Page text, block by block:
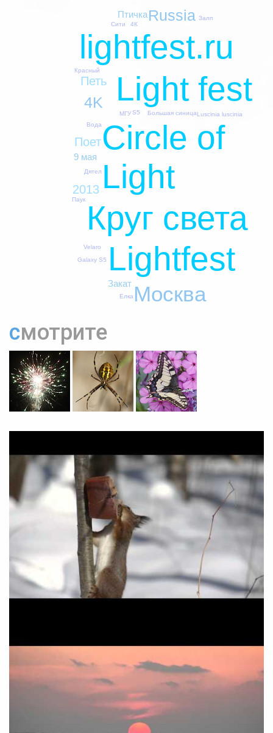
Circle of
Light
Круг света
Light fest
Lightfest
lightfest.ru
Москва
Russia
4K
2013
Поет
Петь
Птичка
9 мая
Закат
Luscinia luscinia
Большая синица
Дятел
Galaxy S5
S5
МГУ
4К
Вода
Елка
Красный
Velaro
Залп
Паук
Сити
смотрите